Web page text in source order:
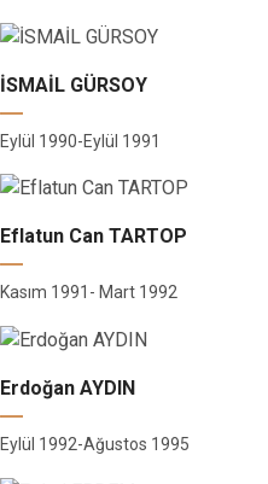
İSMAİL GÜRSOY
Eylül 1990-Eylül 1991
Eflatun Can TARTOP
Kasım 1991- Mart 1992
Erdoğan AYDIN
Eylül 1992-Ağustos 1995